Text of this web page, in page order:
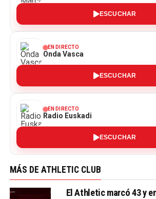
ESCUCHAR
EN DIRECTO
Onda Vasca
ESCUCHAR
EN DIRECTO
Radio Euskadi
ESCUCHAR
MÁS DE ATHLETIC CLUB
El Athletic marcó 43 y